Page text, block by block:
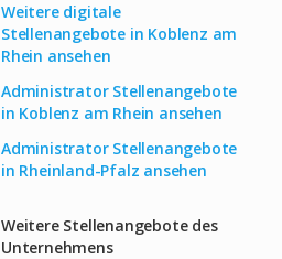
Weitere digitale
Stellenangebote in Koblenz am
Rhein ansehen
Administrator Stellenangebote
in Koblenz am Rhein ansehen
Administrator Stellenangebote
in Rheinland-Pfalz ansehen
Weitere Stellenangebote des
Unternehmens